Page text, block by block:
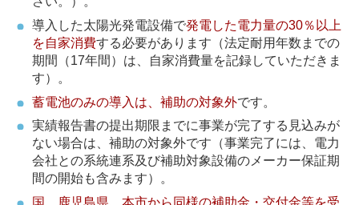
導入した太陽光発電設備で発電した電力量の30％以上
を自家消費する必要があります（法定耐用年数までの
期間（17年間）は、自家消費量を記録していただきま
す）。
蓄電池のみの導入は、補助の対象外です。
実績報告書の提出期限までに事業が完了する見込みが
ない場合は、補助の対象外です（事業完了には、電力
会社との系統連系及び補助対象設備のメーカー保証期
間の開始も含みます）。